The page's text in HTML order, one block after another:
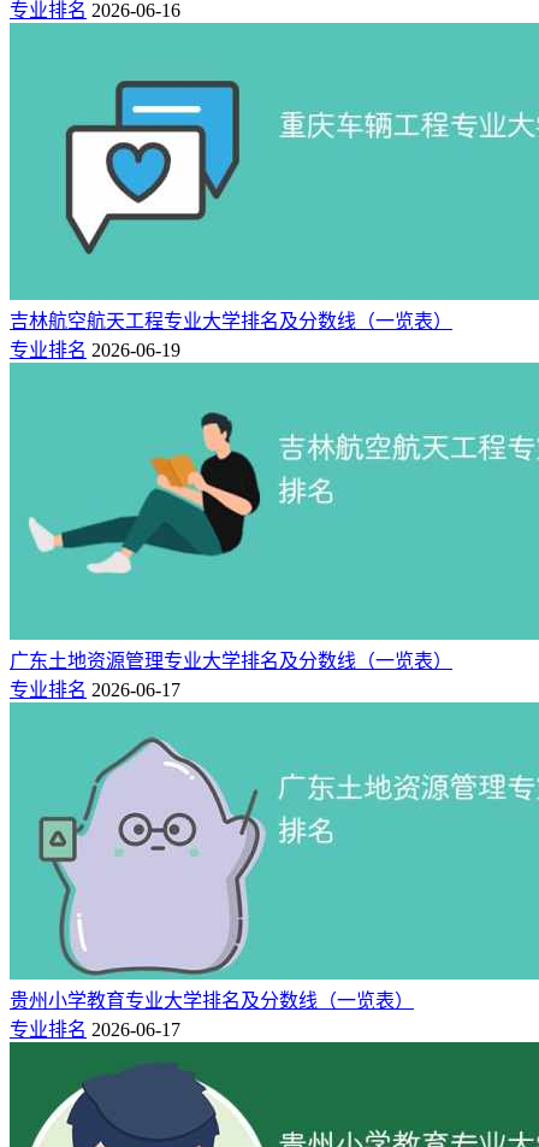
专业排名 2026-06-16
吉林航空航天工程专业大学排名及分数线（一览表）
专业排名 2026-06-19
广东土地资源管理专业大学排名及分数线（一览表）
专业排名 2026-06-17
贵州小学教育专业大学排名及分数线（一览表）
专业排名 2026-06-17